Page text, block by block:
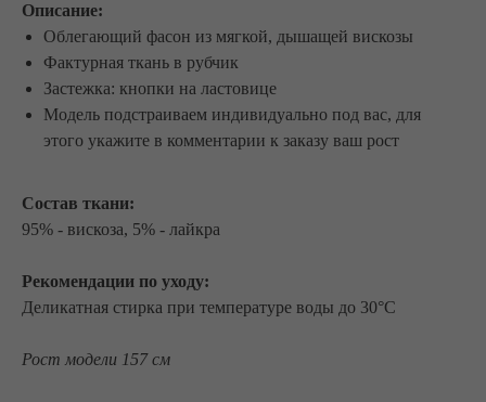
Описание:
Облегающий фасон из мягкой, дышащей вискозы
Фактурная ткань в рубчик
Застежка: кнопки на ластовице
Модель подстраиваем индивидуально под вас, для
этого укажите в комментарии к заказу ваш рост
Состав ткани:
95% - вискоза, 5% - лайкра
Рекомендации по уходу:
Деликатная стирка при температуре воды до 30°C
Рост модели 157 см